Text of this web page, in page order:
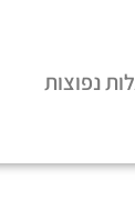
נפוצות